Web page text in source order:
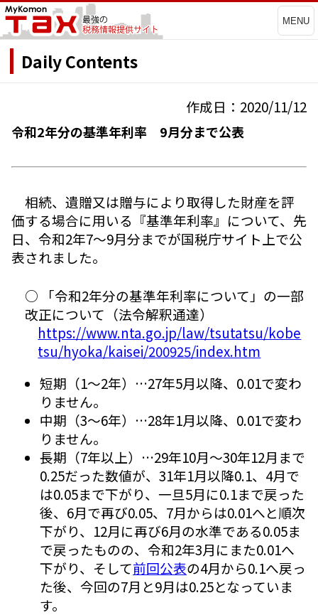
MENU
Daily Contents
作成日：2020/11/12
令和2年分の基準年利率 9月分まで公表
相続、遺贈又は贈与により取得した財産を評
価する場合に用いる『基準年利率』について、先
日、令和2年7～9月分までが国税庁サイト上で公
表されました。
○ 「令和2年分の基準年利率について」の一部
改正について（法令解釈通達）
https://www.nta.go.jp/law/tsutatsu/kobe
tsu/hyoka/kaisei/200925/index.htm
短期（1～2年）…27年5月以降、0.01で変わ
りません。
中期（3～6年）…28年1月以降、0.01で変わ
りません。
長期（7年以上）…29年10月～30年12月まで
0.25だった数値が、31年1月以降0.1、4月で
は0.05まで下がり、一旦5月に0.1まで戻った
後、6月で再び0.05、7月からは0.01へと順次
下がり、12月に再び6月の水準である0.05ま
で戻ったものの、令和2年3月にまた0.01へ
下がり、そして前回公表の4月から0.1へ戻っ
た後、今回の7月と9月は0.25となっていま
す。